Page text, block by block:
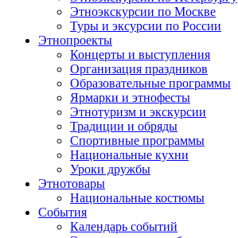
Этноэкскурсии по Москве
Туры и эксурсии по России
Этнопроекты
Концерты и выступления
Организация праздников
Образовательные программы
Ярмарки и этнофесты
Этнотуризм и экскурсии
Традиции и обряды
Спортивные программы
Национальные кухни
Уроки дружбы
Этнотовары
Национальные костюмы
События
Календарь событий